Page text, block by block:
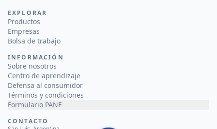
EXPLORAR
Productos
Empresas
Bolsa de trabajo
INFORMACIÓN
Sobre nosotros
Centro de aprendizaje
Defensa al consumidor
Términos y condiciones
Formulario PANE
CONTACTO